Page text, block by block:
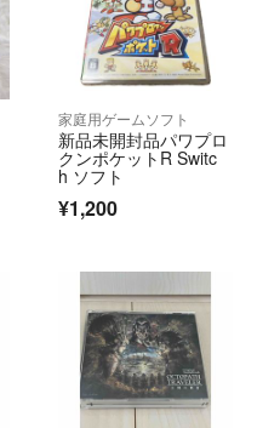
家庭用ゲームソフト
新品未開封品パワプロ
クンポケットR Switc
h ソフト
¥1,200